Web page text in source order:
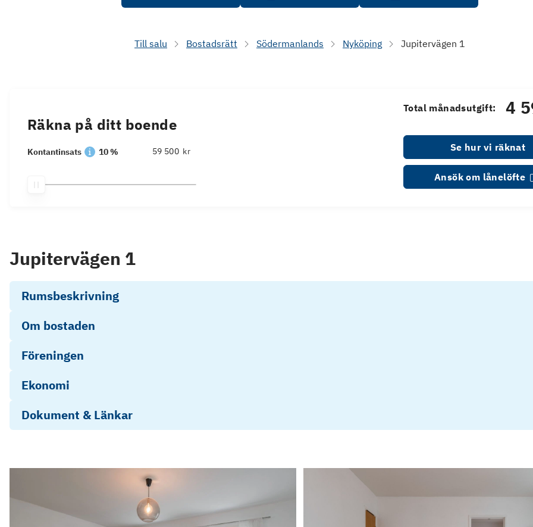
Till salu Bostadsrätt Södermanlands Nyköping Jupitervägen 1
Räkna på ditt boende
Kontantinsats 10 % kr
Total månadsutgift: 4
Se hur vi räknat
Ansök om lånelöfte
Jupitervägen 1
Rumsbeskrivning
Om bostaden
Föreningen
Ekonomi
Dokument & Länkar
ED, Jupiterv. 17
Årsredovisning 2024/2025 Energideklaration Jupitervägen 15